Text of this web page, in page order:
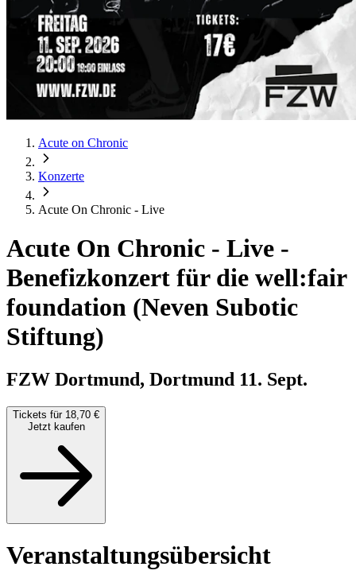
Acute on Chronic
Konzerte
Acute On Chronic - Live
Acute On Chronic - Live -
Benefizkonzert für die well:fair
foundation (Neven Subotic
Stiftung)
FZW Dortmund, Dortmund 11. Sept.
Tickets für 18,70 €
Jetzt kaufen
Veranstaltungsübersicht